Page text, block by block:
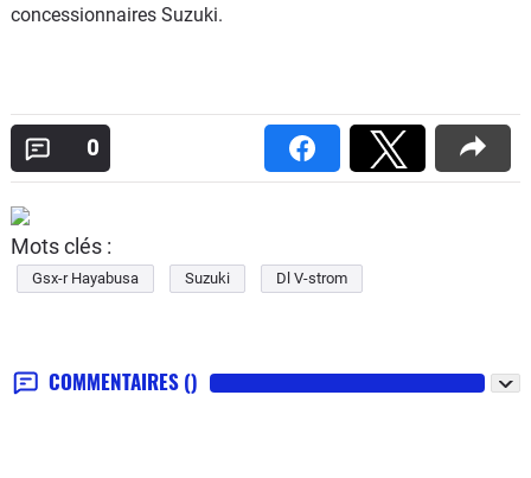
concessionnaires Suzuki.
0
Mots clés :
Gsx-r Hayabusa Suzuki Dl V-strom
COMMENTAIRES ()